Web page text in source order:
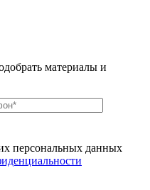
материалы и
персональных данных